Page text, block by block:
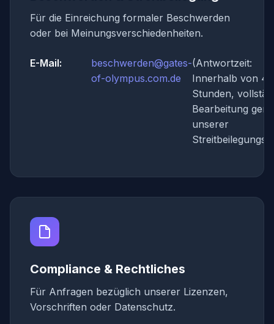
Für die Einreichung formaler Beschwerden
oder bei Meinungsverschiedenheiten.
E-Mail:
beschwerden@gates-
of-olympus.com.de
(Antwortzeit:
Innerhalb von 48
Stunden,
Bearbeitung
unserer
Compliance & Rechtliches
Für Anfragen bezüglich unserer Lizenzen,
Vorschriften oder Datenschutz.